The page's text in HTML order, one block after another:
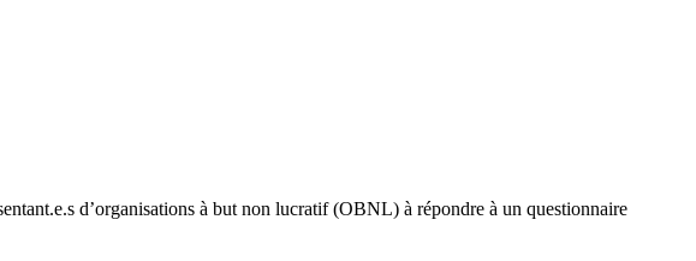
d’organisations à but non lucratif (OBNL) à répondre à un questionnaire